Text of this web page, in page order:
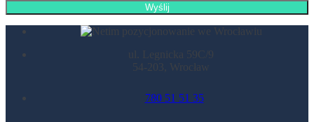
ul. Legnicka 59C/9
54-203, Wrocław
780 51 51 35